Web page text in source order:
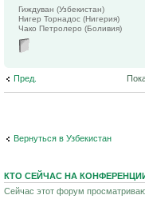
Гиждуван (Узбекистан)
Нигер Торнадос (Нигерия)
Чако Петролеро (Боливия)
Пред.
Вернуться в Узбекистан
КТО СЕЙЧАС НА
Сейчас этот форум